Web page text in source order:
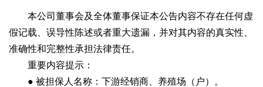
本公司董事会及全体董事保证本公告内容不存在任何虚
假记载、误导性陈述或者重大遗漏，并对其内容的真实性、
准确性和完整性承担法律责任。
重要内容提示：
● 被担保人名称：下游经销商、养殖场（户）。